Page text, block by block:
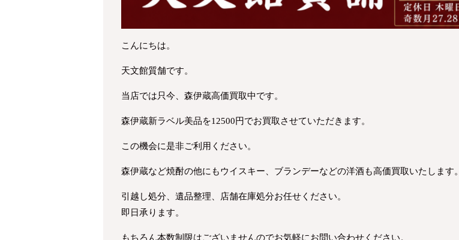
こんにちは。
天文館質舗です。
当店では只今、森伊蔵高価買取中です。
森伊蔵新ラベル美品を12500円でお買取させていただきます。
この機会に是非ご利用ください。
森伊蔵など焼酎の他にもウイスキー、ブランデーなどの洋酒も高価買取いたします。
引越し処分、遺品整理、店舗在庫処分お任せください。
即日承ります。
もちろん本数制限はございませんのでお気軽にお問い合わせください。